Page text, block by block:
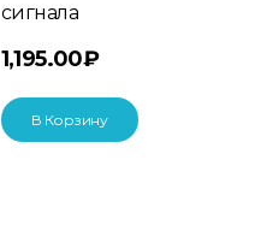
сигнала
1,195.00₽
В Корзину